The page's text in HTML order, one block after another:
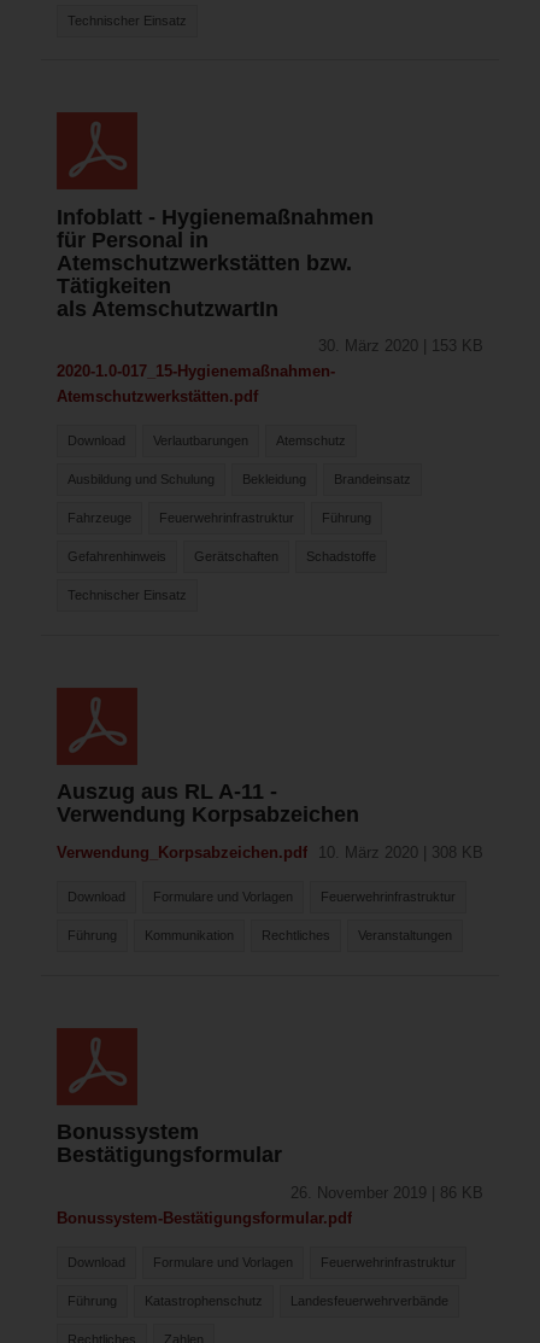
Technischer Einsatz
Infoblatt - Hygienemaßnahmen
für Personal in
Atemschutzwerkstätten bzw.
Tätigkeiten
als AtemschutzwartIn
30. März 2020 | 153 KB
2020-1.0-017_15-Hygienemaßnahmen-
Atemschutzwerkstätten.pdf
Download Verlautbarungen Atemschutz
Ausbildung und Schulung Bekleidung Brandeinsatz
Fahrzeuge Feuerwehrinfrastruktur Führung
Gefahrenhinweis Gerätschaften Schadstoffe
Technischer Einsatz
Auszug aus RL A-11 -
Verwendung Korpsabzeichen
10. März 2020 | 308 KB
Verwendung_Korpsabzeichen.pdf
Download Formulare und Vorlagen Feuerwehrinfrastruktur
Führung Kommunikation Rechtliches Veranstaltungen
Bonussystem
Bestätigungsformular
26. November 2019 | 86 KB
Bonussystem-Bestätigungsformular.pdf
Download Formulare und Vorlagen Feuerwehrinfrastruktur
Führung Katastrophenschutz Landesfeuerwehrverbände
Rechtliches Zahlen